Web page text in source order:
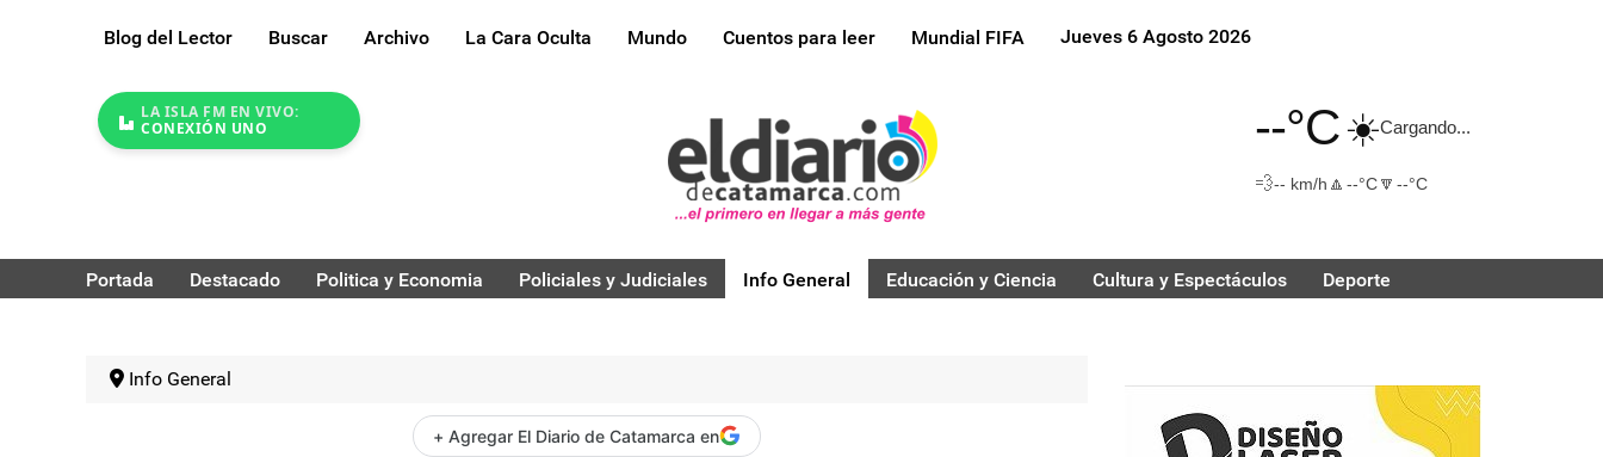
Blog del Lector Buscar Archivo La Cara Oculta Mundo Cuentos para leer Mundial FIFA Jueves 6 Agosto 2026
LA ISLA FM EN VIVO:
CONEXIÓN UNO
--°C☀️Cargando...
💨-- km/h 🔼 --°C🔽 --°C
Portada Destacado Politica y Economia Policiales y Judiciales Info General Educación y Ciencia Cultura y Espectáculos Deporte
Info General
+ Agregar El Diario de Catamarca en